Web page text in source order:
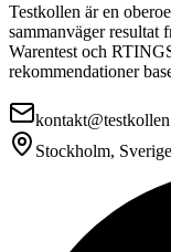
Testkollen är en
sammanväger resultat
Warentest och
rekommendationer
Stockholm, Sverige